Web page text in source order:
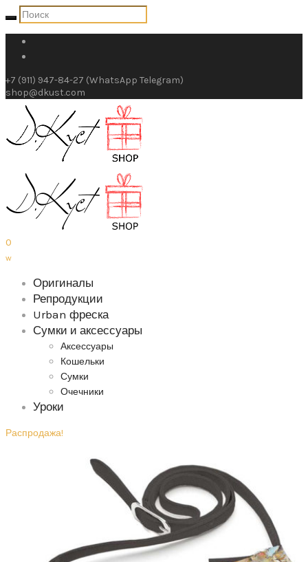
+7 (911) 947-84-27 (WhatsApp Telegram)
shop@dkust.com
0
w
Оригиналы
Репродукции
Urban фреска
Сумки и аксессуары
Аксессуары
Кошельки
Сумки
Очечники
Уроки
Распродажа!